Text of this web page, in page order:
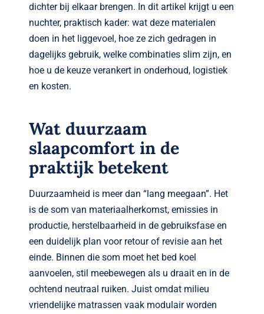
dichter bij elkaar brengen. In dit artikel krijgt u een
nuchter, praktisch kader: wat deze materialen
doen in het liggevoel, hoe ze zich gedragen in
dagelijks gebruik, welke combinaties slim zijn, en
hoe u de keuze verankert in onderhoud, logistiek
en kosten.
Wat duurzaam
slaapcomfort in de
praktijk betekent
Duurzaamheid is meer dan “lang meegaan”. Het
is de som van materiaalherkomst, emissies in
productie, herstelbaarheid in de gebruiksfase en
een duidelijk plan voor retour of revisie aan het
einde. Binnen die som moet het bed koel
aanvoelen, stil meebewegen als u draait en in de
ochtend neutraal ruiken. Juist omdat milieu
vriendelijke matrassen vaak modulair worden